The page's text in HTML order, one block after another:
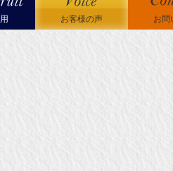
お客様の声 お問